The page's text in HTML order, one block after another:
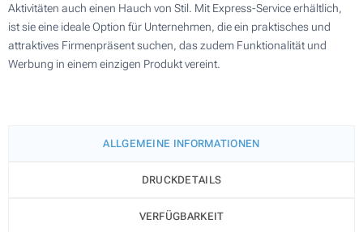
Aktivitäten auch einen Hauch von Stil. Mit Express-Service erhältlich,
ist sie eine ideale Option für Unternehmen, die ein praktisches und
attraktives Firmenpräsent suchen, das zudem Funktionalität und
Werbung in einem einzigen Produkt vereint.
ALLGEMEINE INFORMATIONEN
DRUCKDETAILS
VERFÜGBARKEIT